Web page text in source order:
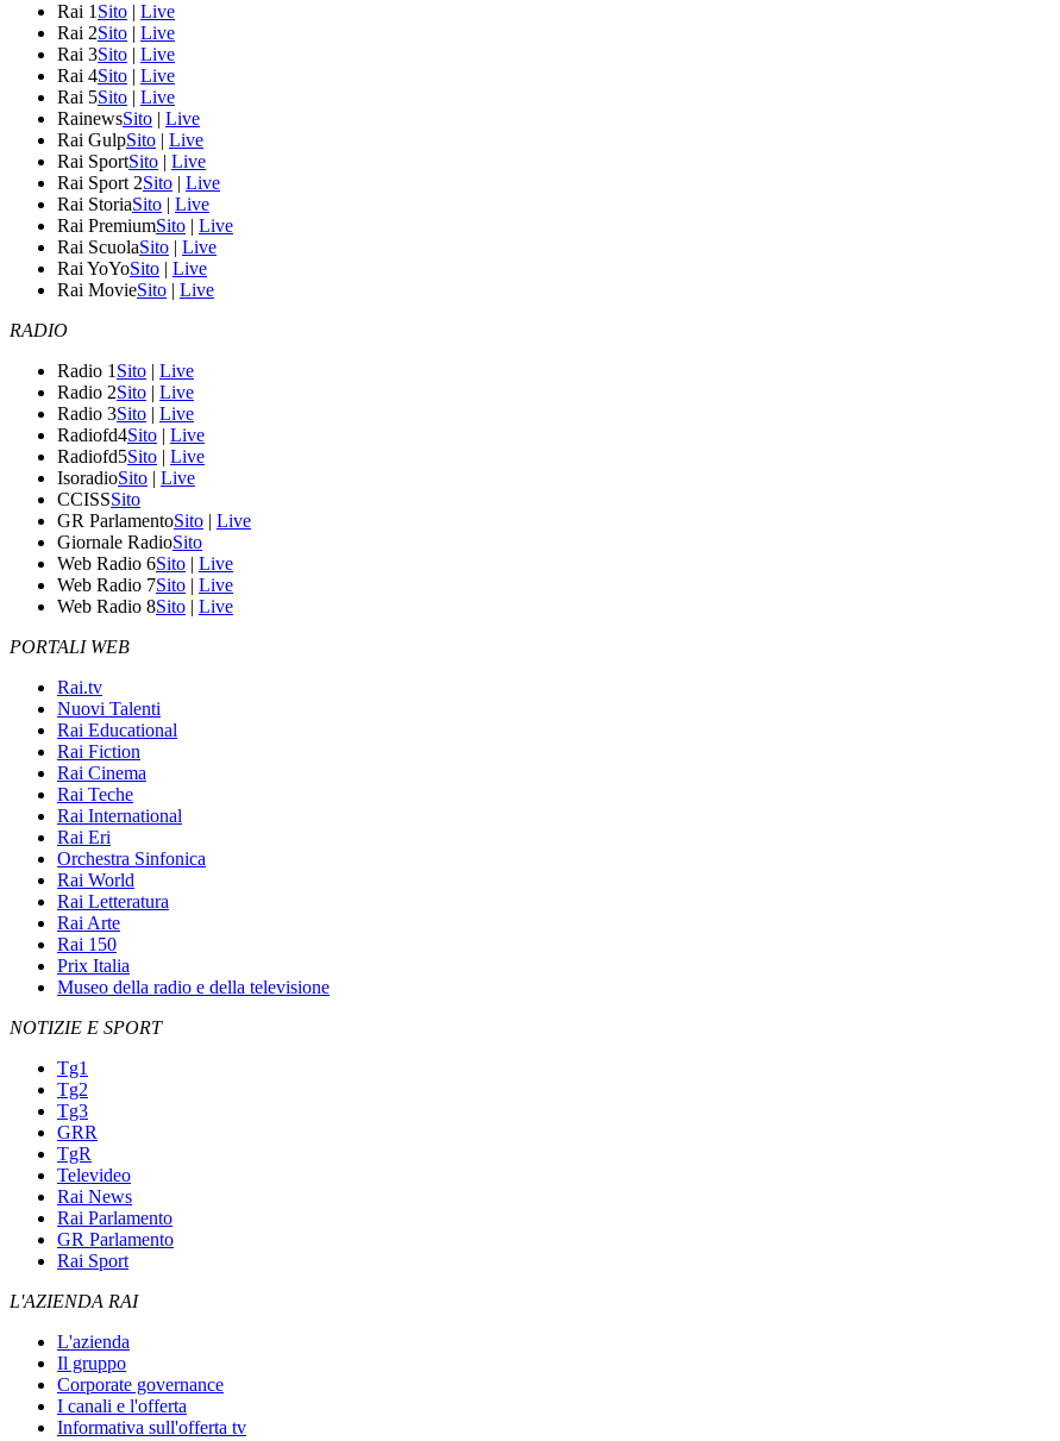
Rai 1 Sito | Live
Rai 2Sito | Live
Rai 3Sito | Live
Rai 4Sito | Live
Rai 5Sito | Live
RainewsSito | Live
Rai GulpSito | Live
Rai SportSito | Live
Rai Sport 2Sito | Live
Rai StoriaSito | Live
Rai PremiumSito | Live
Rai ScuolaSito | Live
Rai YoYoSito | Live
Rai MovieSito | Live
RADIO
Radio 1 Sito | Live
Radio 2Sito | Live
Radio 3Sito | Live
Radiofd4Sito | Live
Radiofd5Sito | Live
IsoradioSito | Live
CCISSSito
GR ParlamentoSito | Live
Giornale RadioSito
Web Radio 6Sito | Live
Web Radio 7Sito | Live
Web Radio 8Sito | Live
PORTALI WEB
Rai.tv
Nuovi Talenti
Rai Educational
Rai Fiction
Rai Cinema
Rai Teche
Rai International
Rai Eri
Orchestra Sinfonica
Rai World
Rai Letteratura
Rai Arte
Rai 150
Prix Italia
Museo della radio e della televisione
NOTIZIE E SPORT
Tg1
Tg2
Tg3
GRR
TgR
Televideo
Rai News
Rai Parlamento
GR Parlamento
Rai Sport
L'AZIENDA RAI
L'azienda
Il gruppo
Corporate governance
I canali e l'offerta
Informativa sull'offerta tv